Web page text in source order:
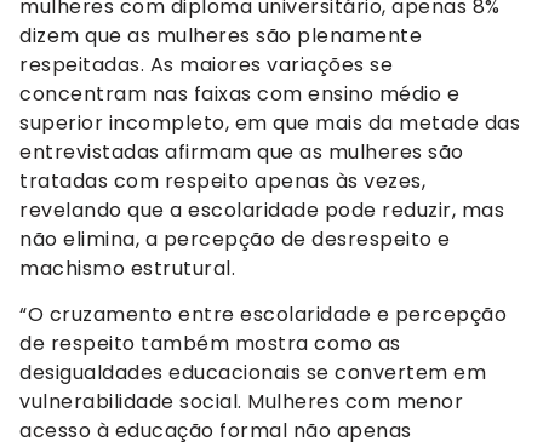
mulheres com diploma universitário, apenas 8%
dizem que as mulheres são plenamente
respeitadas. As maiores variações se
concentram nas faixas com ensino médio e
superior incompleto, em que mais da metade das
entrevistadas afirmam que as mulheres são
tratadas com respeito apenas às vezes,
revelando que a escolaridade pode reduzir, mas
não elimina, a percepção de desrespeito e
machismo estrutural.
“O cruzamento entre escolaridade e percepção
de respeito também mostra como as
desigualdades educacionais se convertem em
vulnerabilidade social. Mulheres com menor
acesso à educação formal não apenas